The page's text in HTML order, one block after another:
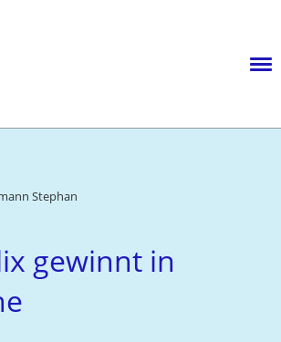
Stephan
gewinnt in